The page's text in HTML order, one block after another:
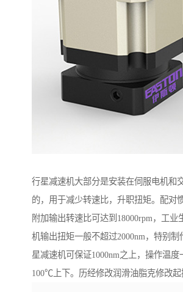
行星减速机大部分是安装在伺服电机和
的，用于减少转速比，升职扭矩。配对
附加输出转速比可达到18000rpm，工业
机输出扭矩一般不超过2000nm，特别制
星减速机可保证1000nm之上，操作温
100℃上下。历经修改润滑油脂克修改起